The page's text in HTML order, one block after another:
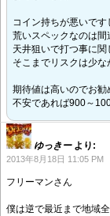
コイン持ちが悪いで
荒いスペックなのは間
天井狙いで打つ事に関
そこまでリスクは少な
期待値は高いのでお勧
不安であれば900～
ゆっきー より:
2013年8月18日 11:05 PM
フリーマンさん
僕は逆で最近まで地域